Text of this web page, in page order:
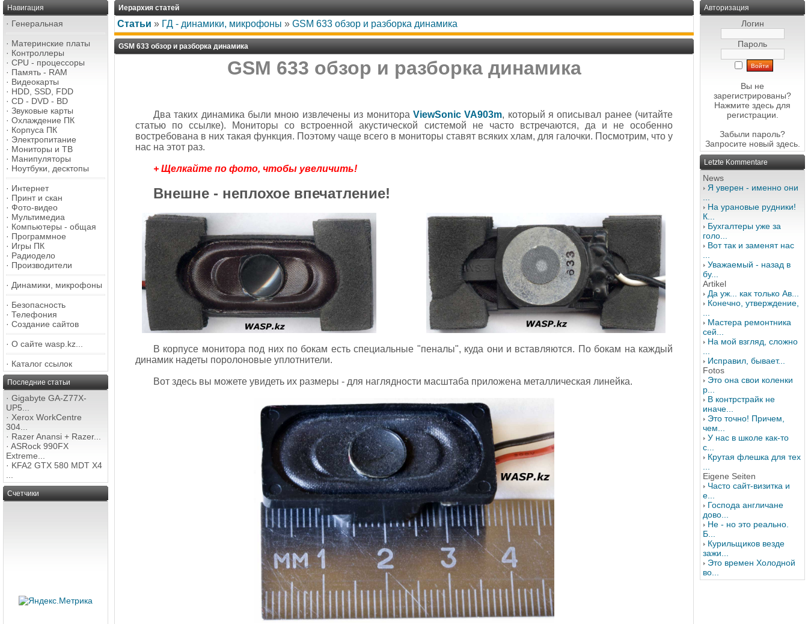
Навигация
· Генеральная
· Материнские платы
· Контроллеры
· CPU - процессоры
· Память - RAM
· Видеокарты
· HDD, SSD, FDD
· CD - DVD - BD
· Звуковые карты
· Охлаждение ПК
· Корпуса ПК
· Электропитание
· Мониторы и ТВ
· Манипуляторы
· Ноутбуки, десктопы
· Интернет
· Принт и скан
· Фото-видео
· Мультимедиа
· Компьютеры - общая
· Программное
· Игры ПК
· Радиодело
· Производители
· Динамики, микрофоны
· Безопасность
· Телефония
· Создание сайтов
· О сайте wasp.kz...
· Каталог ссылок
Последние статьи
· Gigabyte GA-Z77X-
UP5...
· Xerox WorkCentre
304...
· Razer Anansi + Razer...
· ASRock 990FX
Extreme...
· KFA2 GTX 580 MDT X4
Счетчики
Иерархия статей
Статьи » ГД - динамики, микрофоны » GSM 633 обзор и разборка динамика
GSM 633 обзор и разборка динамика
GSM 633 обзор и разборка динамика
Два таких динамика были мною извлечены из монитора ViewSonic VA903m, который я описывал ранее (читайте
статью по ссылке). Мониторы со встроенной акустической системой не часто встречаются, да и не особенно
востребована в них такая функция. Поэтому чаще всего в мониторы ставят всяких хлам, для галочки. Посмотрим, что у
нас на этот раз.
+ Щелкайте по фото, чтобы увеличить!
Внешне - неплохое впечатление!
В корпусе монитора под них по бокам есть специальные "пеналы", куда они и вставляются. По бокам на каждый
динамик надеты поролоновые уплотнители.
Вот здесь вы можете увидеть их размеры - для наглядности масштаба приложена металлическая линейка.
Авторизация
Логин
Пароль
Вы не
зарегистрированы?
Нажмите здесь для
регистрации.
Забыли пароль?
Запросите новый здесь.
Letzte Kommentare
News
Я уверен - именно они
На урановые рудники!
К...
Бухгалтеры уже за
голо...
Вот так и заменят нас
Уважаемый - назад в
бу...
Artikel
Да уж... как только Ав...
Конечно, утверждение,
Мастера ремонтника
сей...
На мой взгляд, сложно
Исправил, бывает...
Fotos
Это она свои коленки
р...
В контрстрайк не
иначе...
Это точно! Причем,
чем...
У нас в школе как-то
с...
Крутая флешка для тех
Eigene Seiten
Часто сайт-визитка и
е...
Господа англичане
дово...
Не - но это реально.
Б...
Курильщиков везде
зажи...
Это времен Холодной
во...